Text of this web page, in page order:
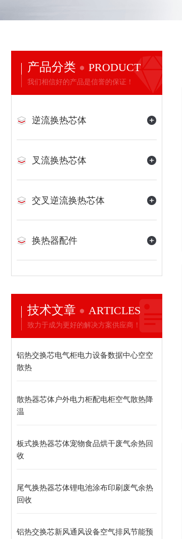
产品分类 PRODUCT
我们相信好的产品是信誉的保证！
逆流换热芯体
叉流换热芯体
交叉逆流换热芯体
换热器配件
技术文章 ARTICLES
致力于成为更好的解决方案供应商！
铝热交换芯电气柜电力设备数据中心空空
散热
散热器芯体户外电力柜配电柜空气散热降
温
板式换热器芯体宠物食品烘干废气余热回
收
尾气换热器芯体锂电池涂布印刷废气余热
回收
铝热交换芯新风通风设备空气排风节能预